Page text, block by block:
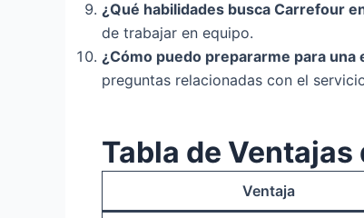
¿Qué habilidades busca Carrefour
de trabajar en equipo.
¿Cómo puedo prepararme para
preguntas relacionadas con el
Tabla de
Ventaja